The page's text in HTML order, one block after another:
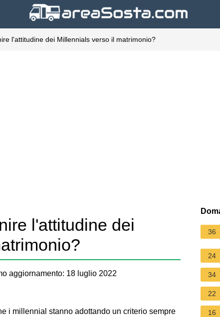
l'attitudine dei Millennials verso il matrimonio?
l'attitudine dei
aggiornamento: 18 luglio 2022
i millennial stanno adottando un criterio sempre
36
24
34
22
16